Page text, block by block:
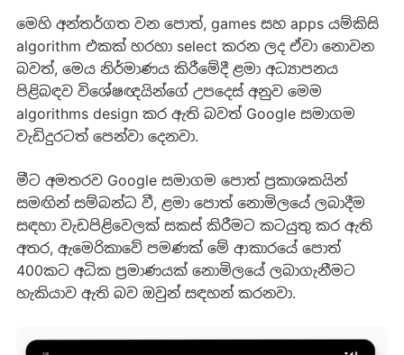
මෙහි අන්තර්ගත වන පොත්, games ‍සහ apps යම්කිසි
algorithm එකක් හරහා select කරන ලද ඒවා නොවන
බවත්, මෙය නිර්මාණය කිරීමේදී ළමා අධ්‍යාපනය
පිළිබඳව විශේෂඥයින්ගේ උපදෙස් අනුව මෙම
algorithms design කර ඇති බවත් Google සමාගම
වැඩිදුරටත් පෙන්වා දෙනවා.
මීට අමතරව Google සමාගම පොත් ප්‍රකාශකයින්
සමඟින් සම්බන්ධ වී, ළමා පොත් නොමිලයේ ලබාදීම
සඳහා වැඩපිළිවෙලක් සකස් කිරීමට කටයුතු කර ඇති
අතර, ඇමෙරිකාවේ පමණක් මේ ආකාරයේ පොත්
400කට අධික ප්‍රමාණයක් නොමිලයේ ලබාගැනීමට
හැකියාව ඇති බව ඔවුන් සඳහන් කරනවා.